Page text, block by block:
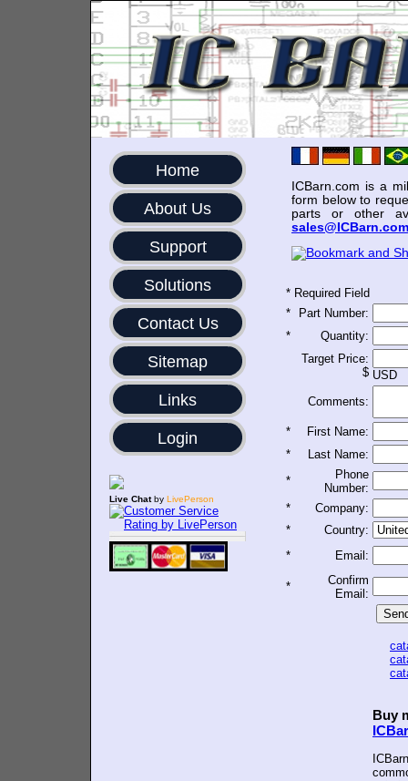
Home
About Us
Support
Solutions
Contact Us
Sitemap
Links
Login
Live Chatby LivePerson
ICBarn.com is a
form below to
parts or other
sales@ICBarn.com
* Required Field
*
Part Number:
*
Quantity:
Target Price:
$ USD
Comments:
*
First Name:
*
Last Name:
*
Phone
Number:
*
Company:
*
Country:
*
Email:
*
Confirm
Email:
Buy